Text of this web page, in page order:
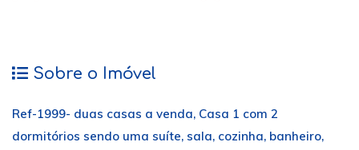
Sobre o Imóvel
Ref-1999- duas casas a venda, Casa 1 com 2
dormitórios sendo uma suíte, sala, cozinha, banheiro,